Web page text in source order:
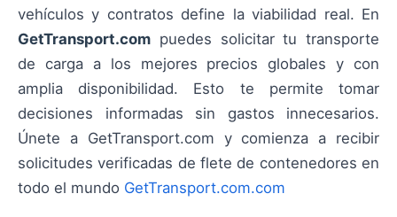
vehículos y contratos define la viabilidad real. En
GetTransport.com puedes solicitar tu transporte
de carga a los mejores precios globales y con
amplia disponibilidad. Esto te permite tomar
decisiones informadas sin gastos innecesarios.
Únete a GetTransport.com y comienza a recibir
solicitudes verificadas de flete de contenedores en
todo el mundo GetTransport.com.com